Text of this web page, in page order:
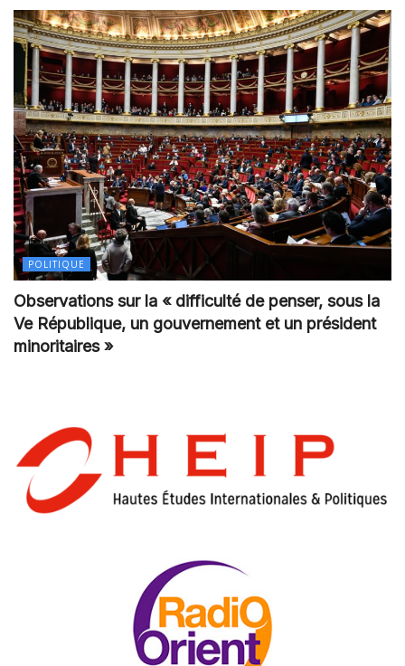
POLITIQUE
Observations sur la « difficulté de penser, sous la
Ve République, un gouvernement et un président
minoritaires »